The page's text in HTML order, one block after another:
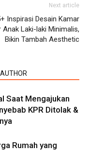
Next article
Inspirasi Desain Kamar
Anak Laki-laki Minimalis,
Bikin Tambah Aesthetic
Saat Mengajukan
KPR Ditolak &
Rumah yang